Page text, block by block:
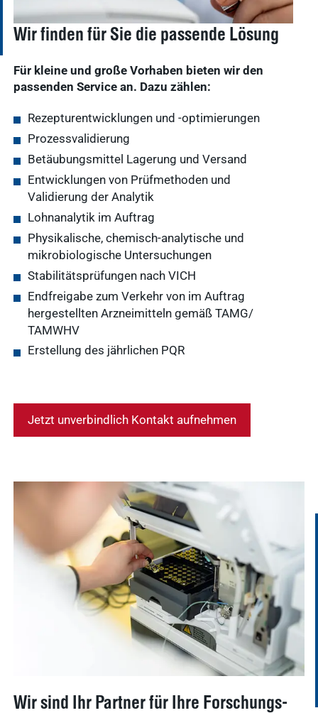
Wir finden für Sie die passende Lösung
Für kleine und große Vorhaben bieten wir den
passenden Service an. Dazu zählen:
Rezepturentwicklungen und -optimierungen
Prozessvalidierung
Betäubungsmittel Lagerung und Versand
Entwicklungen von Prüfmethoden und
Validierung der Analytik
Lohnanalytik im Auftrag
Physikalische, chemisch-analytische und
mikrobiologische Untersuchungen
Stabilitätsprüfungen nach VICH
Endfreigabe zum Verkehr von im Auftrag
hergestellten Arzneimitteln gemäß TAMG/
TAMWHV
Erstellung des jährlichen PQR
Jetzt unverbindlich Kontakt aufnehmen
Wir sind Ihr Partner für Ihre Forschungs-